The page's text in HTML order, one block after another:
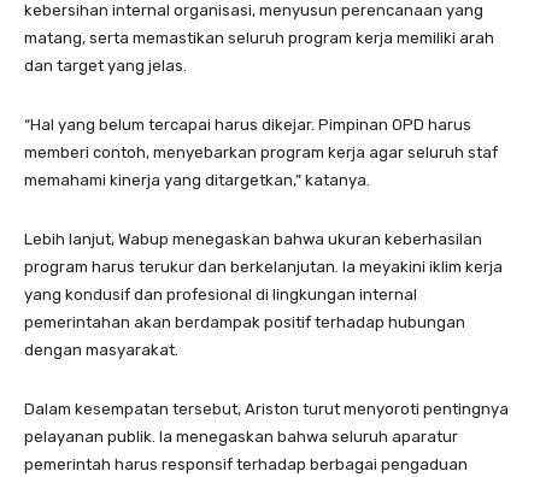
kebersihan internal organisasi, menyusun perencanaan yang
matang, serta memastikan seluruh program kerja memiliki arah
dan target yang jelas.
“Hal yang belum tercapai harus dikejar. Pimpinan OPD harus
memberi contoh, menyebarkan program kerja agar seluruh staf
memahami kinerja yang ditargetkan,” katanya.
Lebih lanjut, Wabup menegaskan bahwa ukuran keberhasilan
program harus terukur dan berkelanjutan. Ia meyakini iklim kerja
yang kondusif dan profesional di lingkungan internal
pemerintahan akan berdampak positif terhadap hubungan
dengan masyarakat.
Dalam kesempatan tersebut, Ariston turut menyoroti pentingnya
pelayanan publik. Ia menegaskan bahwa seluruh aparatur
pemerintah harus responsif terhadap berbagai pengaduan